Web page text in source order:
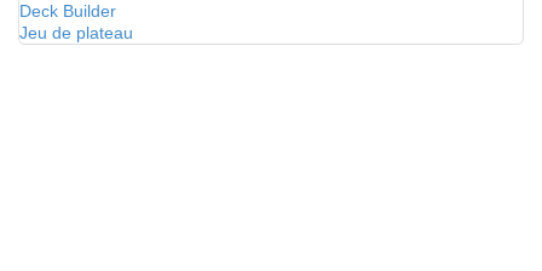
Deck Builder
Jeu de plateau